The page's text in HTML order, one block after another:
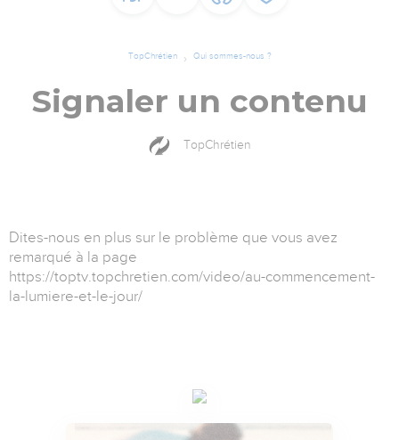
TopChrétien Qui sommes-nous ?
Signaler un contenu
TopChrétien
Dites-nous en plus sur le problème que vous avez
remarqué à la page
https://toptv.topchretien.com/video/au-commencement-
la-lumiere-et-le-jour/